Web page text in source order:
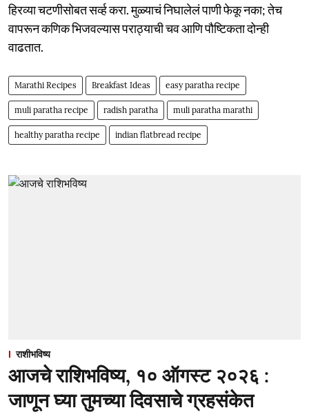
हिरव्या चटणीसोबत सर्व्ह करा. मुळ्याचं निघालेलं पाणी फेकू नका; तेच
वापरून कणिक भिजवल्यास पराठ्याची चव आणि पौष्टिकता दोन्ही
वाढतात.
Marathi Recipes Breakfast Ideas easy paratha recipe
muli paratha recipe radish paratha muli paratha marathi
healthy paratha recipe indian flatbread recipe
राशीभविष्य
आजचे राशिभविष्य, १० ऑगस्ट २०२६ :
जाणून घ्या तुमच्या दिवसाचे ग्रहसंकेत